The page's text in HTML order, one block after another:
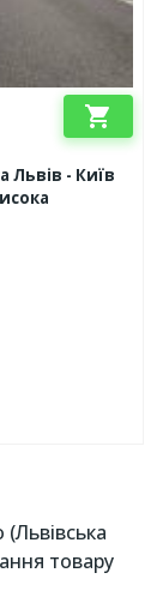
shopping_cart
Львів - Київ
товару